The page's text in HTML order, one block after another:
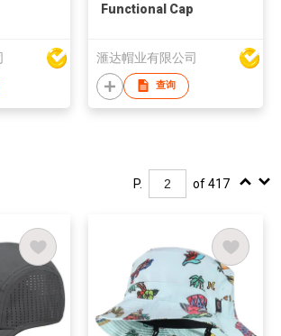
Functional Cap
滙达帽业有限公司
查询
P. of 417